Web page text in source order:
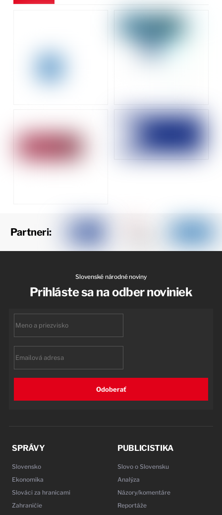
Partneri:
Slovenské národné noviny
Prihláste sa na odber noviniek
Odoberať
SPRÁVY
Slovensko
Ekonomika
Slováci za hranicami
Zahraničie
PUBLICISTIKA
Slovo o Slovensku
Analýza
Názory/komentáre
Reportáže